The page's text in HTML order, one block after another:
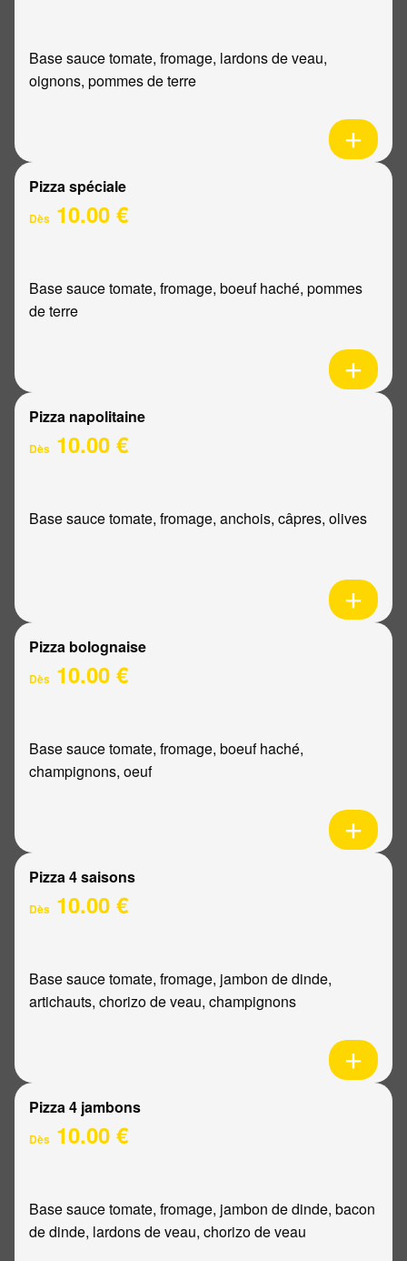
Base sauce tomate, fromage, lardons de veau,
oignons, pommes de terre
Pizza spéciale
Dès 10.00 €
Base sauce tomate, fromage, boeuf haché, pommes
de terre
Pizza napolitaine
Dès 10.00 €
Base sauce tomate, fromage, anchois, câpres, olives
Pizza bolognaise
Dès 10.00 €
Base sauce tomate, fromage, boeuf haché,
champignons, oeuf
Pizza 4 saisons
Dès 10.00 €
Base sauce tomate, fromage, jambon de dinde,
artichauts, chorizo de veau, champignons
Pizza 4 jambons
Dès 10.00 €
Base sauce tomate, fromage, jambon de dinde, bacon
de dinde, lardons de veau, chorizo de veau